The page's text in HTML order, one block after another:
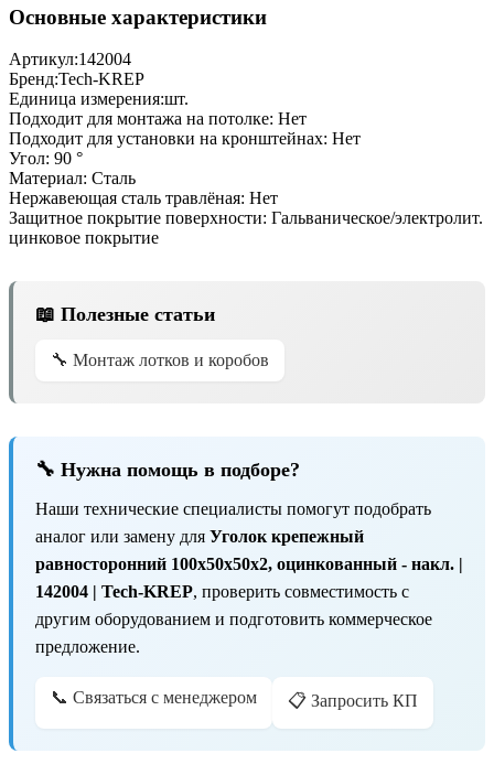
Основные характеристики
Артикул:142004
Бренд:Tech-KREP
Единица измерения:шт.
Подходит для монтажа на потолке: Нет
Подходит для установки на кронштейнах: Нет
Угол: 90 °
Материал: Сталь
Нержавеющая сталь травлёная: Нет
Защитное покрытие поверхности: Гальваническое/электролит.
цинковое покрытие
📖 Полезные статьи
🔧 Монтаж лотков и коробов
🔧 Нужна помощь в подборе?
Наши технические специалисты помогут подобрать
аналог или замену для Уголок крепежный
равносторонний 100х50х50x2, оцинкованный - накл. |
142004 | Tech-KREP, проверить совместимость с
другим оборудованием и подготовить коммерческое
предложение.
📞 Связаться с менеджером 📋 Запросить КП